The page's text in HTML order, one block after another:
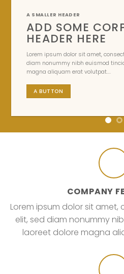
A SMALLER HEADER
ADD SOME
HEADER HERE
Lorem ipsum dolor sit amet,
diam nonummy nibh euismod
magna aliquam erat volutpat….
A BUTTON
COMPANY
Lorem ipsum dolor sit
elit, sed diam nonummy
laoreet dolore magna